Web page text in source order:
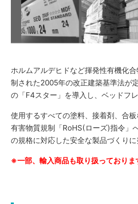
ホルムアルデヒドなど揮発性有機化
制された2005年の改正建築基準法が
の「F4スター」を導入し、ベッドフ
使用するすべての塗料、接着剤、合
有害物質規制「RoHS(ローズ)指令」
の規格に対応した安全な製品づくりに
※一部、輸入商品も取り扱っておりま